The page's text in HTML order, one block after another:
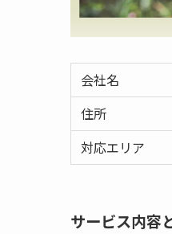
会社名
住所
対応エリア
サービス内容